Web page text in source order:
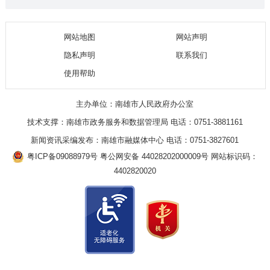
网站地图
网站声明
隐私声明
联系我们
使用帮助
主办单位：南雄市人民政府办公室
技术支撑：南雄市政务服务和数据管理局 电话：0751-3881161
新闻资讯采编发布：南雄市融媒体中心 电话：0751-3827601
粤ICP备09088979号 粤公网安备 44028202000009号网站标识码：
4402820020